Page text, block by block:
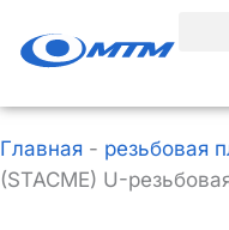
Главная - резьбовая
(STACME) U-